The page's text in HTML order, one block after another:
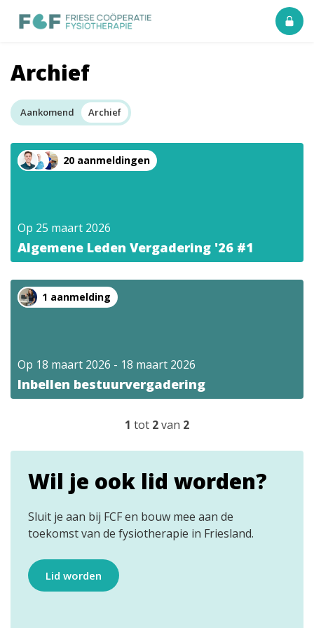
Archief
Aankomend Archief
20 aanmeldingen
Op 25 maart 2026
Algemene Leden Vergadering '26 #1
1 aanmelding
Op 18 maart 2026 - 18 maart 2026
Inbellen bestuurvergadering
1 tot 2van 2
Wil je ook lid worden?
Sluit je aan bij FCF en bouw mee aan de
toekomst van de fysiotherapie in Friesland.
Lid worden